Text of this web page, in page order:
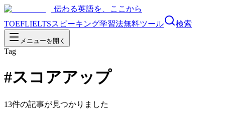
伝わる英語を、ここから
TOEFLIELTSスピーキング学習法無料ツール 検索
メニューを開く
Tag
#スコアアップ
13件の記事が見つかりました